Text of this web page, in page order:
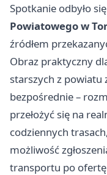
Spotkanie odbyło
Powiatowego w
źródłem
Obraz praktyczny
starszych z powiatu
bezpośrednie –
przełożyć się na
codziennych
możliwość
transportu po